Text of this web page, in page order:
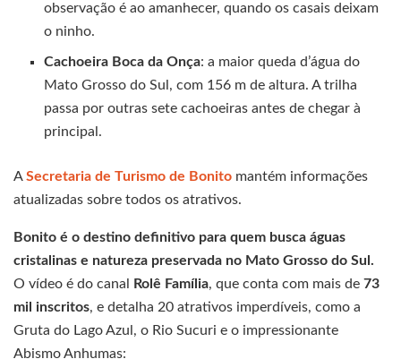
observação é ao amanhecer, quando os casais deixam
o ninho.
Cachoeira Boca da Onça: a maior queda d’água do
Mato Grosso do Sul, com 156 m de altura. A trilha
passa por outras sete cachoeiras antes de chegar à
principal.
ASecretaria de Turismo de Bonito mantém informações
atualizadas sobre todos os atrativos.
Bonito é o destino definitivo para quem busca águas
cristalinas e natureza preservada no Mato Grosso do Sul.
O vídeo é do canal
Rolê Família, que conta com mais de 73
mil inscritos, e detalha 20 atrativos imperdíveis, como a
Gruta do Lago Azul, o Rio Sucuri e o impressionante
Abismo Anhumas: